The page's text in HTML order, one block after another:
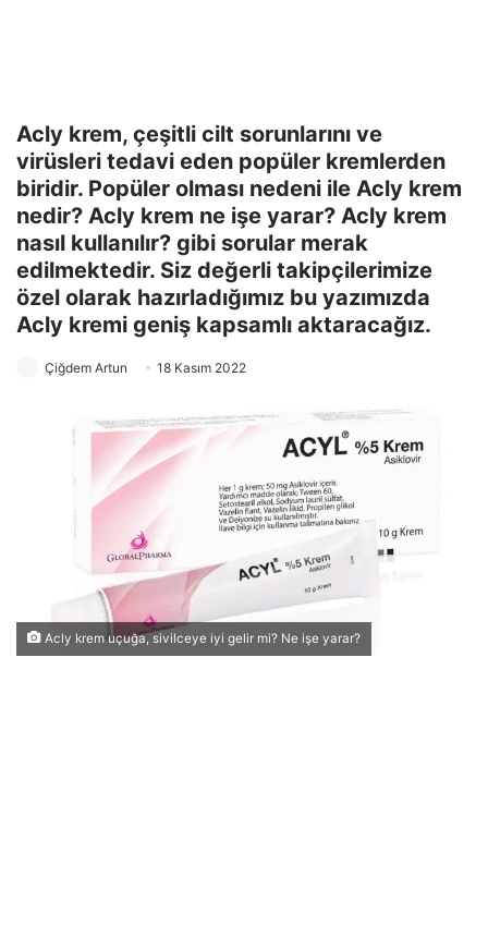
Acly krem, çeşitli cilt sorunlarını ve
virüsleri tedavi eden popüler kremlerden
biridir. Popüler olması nedeni ile Acly krem
nedir? Acly krem ne işe yarar? Acly krem
nasıl kullanılır? gibi sorular merak
edilmektedir. Siz değerli takipçilerimize
özel olarak hazırladığımız bu yazımızda
Acly kremi geniş kapsamlı aktaracağız.
Çiğdem Artun 18 Kasım 2022
Acly krem uçuğa, sivilceye iyi gelir mi? Ne işe yarar?